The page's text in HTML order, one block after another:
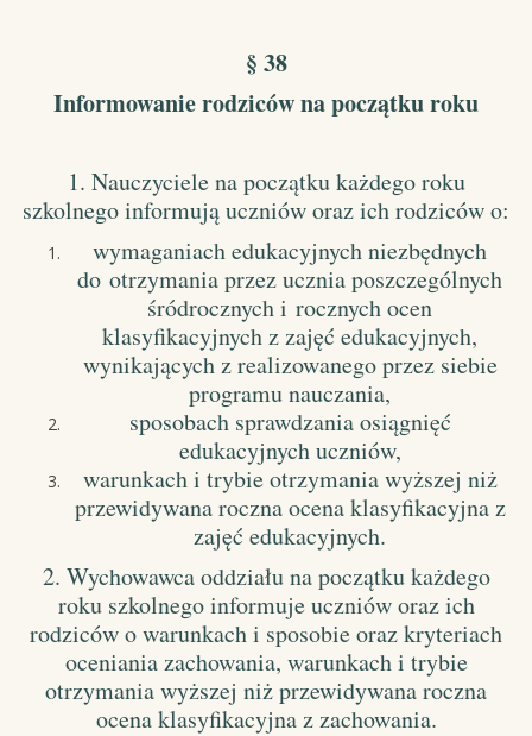
§ 38
Informowanie rodziców na początku roku
1. Nauczyciele na początku każdego roku
szkolnego informują uczniów oraz ich rodziców o:
wymaganiach edukacyjnych niezbędnych
do otrzymania przez ucznia poszczególnych
śródrocznych i rocznych ocen
klasyfikacyjnych z zajęć edukacyjnych,
wynikających z realizowanego przez siebie
programu nauczania,
sposobach sprawdzania osiągnięć
edukacyjnych uczniów,
warunkach i trybie otrzymania wyższej niż
przewidywana roczna ocena klasyfikacyjna z
zajęć edukacyjnych.
2. Wychowawca oddziału na początku każdego
roku szkolnego informuje uczniów oraz ich
rodziców o warunkach i sposobie oraz kryteriach
oceniania zachowania, warunkach i trybie
otrzymania wyższej niż przewidywana roczna
ocena klasyfikacyjna z zachowania.